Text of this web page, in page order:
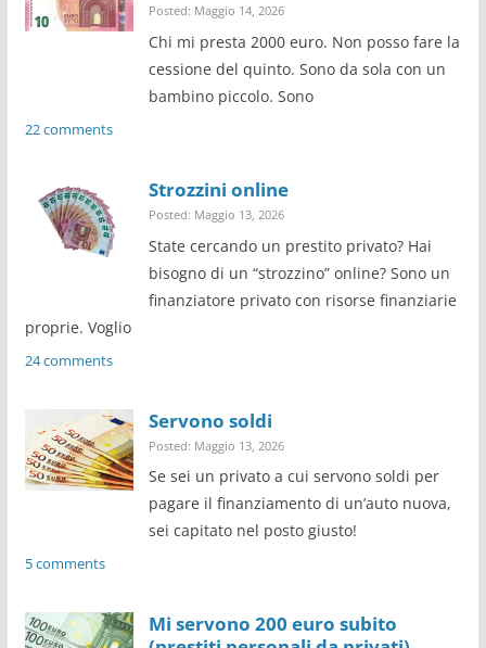
Posted: Maggio 14, 2026
Chi mi presta 2000 euro. Non posso fare la
cessione del quinto. Sono da sola con un
bambino piccolo. Sono
22 comments
Strozzini online
Posted: Maggio 13, 2026
State cercando un prestito privato? Hai
bisogno di un “strozzino” online? Sono un
finanziatore privato con risorse finanziarie
proprie. Voglio
24 comments
Servono soldi
Posted: Maggio 13, 2026
Se sei un privato a cui servono soldi per
pagare il finanziamento di un’auto nuova,
sei capitato nel posto giusto!
5 comments
Mi servono 200 euro subito